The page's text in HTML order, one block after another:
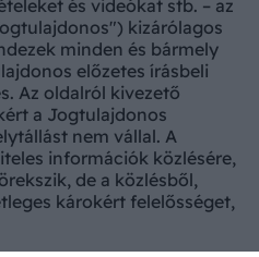
és videókat stb. – az
kizárólagos
minden és bármely
előzetes írásbeli
Az oldalról kivezető
a Jogtulajdonos
nem vállal. A
információk közlésére,
de a közlésből,
károkért felelősséget,